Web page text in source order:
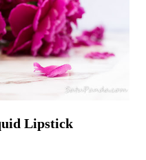
Lipstick